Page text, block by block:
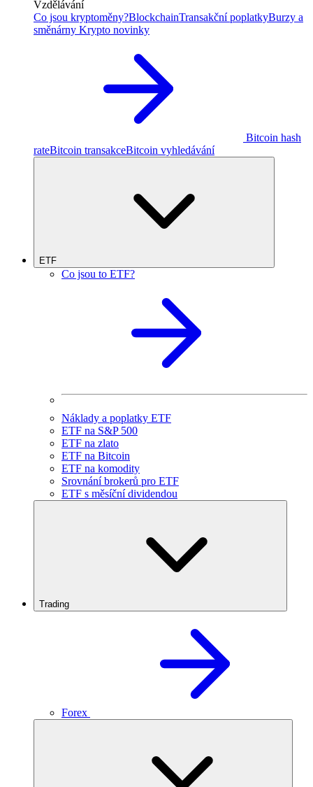
Vzdělávání
Co jsou kryptoměny?BlockchainTransakční poplatkyBurzy a
směnárny Krypto novinky
Bitcoin hash
rateBitcoin transakceBitcoin vyhledávání
ETF
Co jsou to ETF?
Náklady a poplatky ETF
ETF na S&P 500
ETF na zlato
ETF na Bitcoin
ETF na komodity
Srovnání brokerů pro ETF
ETF s měsíční dividendou
Trading
Forex